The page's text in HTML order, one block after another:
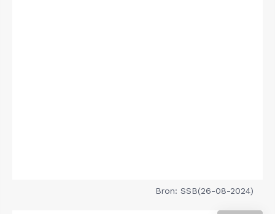
Bron: SSB(26-08-2024)